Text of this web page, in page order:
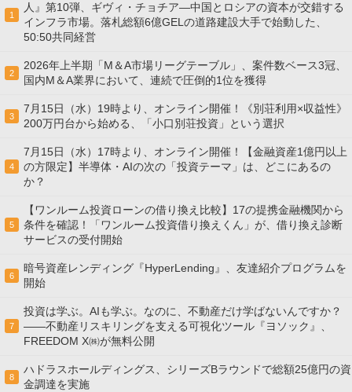
1
人』第10弾、ギヴィ・チョチア―中国とロシアの資本が交錯する
インフラ市場。落札総額6億GELの道路建設大手で始動した、
50:50共同経営
2
2026年上半期「M＆A市場リーグテーブル」、案件数ベース3冠、
国内M＆A業界において、連続で圧倒的1位を獲得
3
7月15日（水）19時より、オンライン開催！《別荘利用×収益性》
200万円台から始める、「小口別荘投資」という選択
4
7月15日（水）17時より、オンライン開催！【金融資産1億円以上
の方限定】半導体・AIの次の「投資テーマ」は、どこにあるの
か？
5
【ワンルーム投資ローンの借り換え比較】17の提携金融機関から
条件を確認！「ワンルーム投資借り換えくん」が、借り換え診断
サービスの受付開始
6
暗号資産レンディング『HyperLending』、友達紹介プログラムを
開始
7
投資は学ぶ。AIも学ぶ。なのに、不動産だけ学ばないんですか？
——不動産リスキリングを支える可視化ツール『ヨソック』、
FREEDOM X㈱が無料公開
8
ハドラスホールディングス、シリーズBラウンドで総額25億円の資
金調達を実施